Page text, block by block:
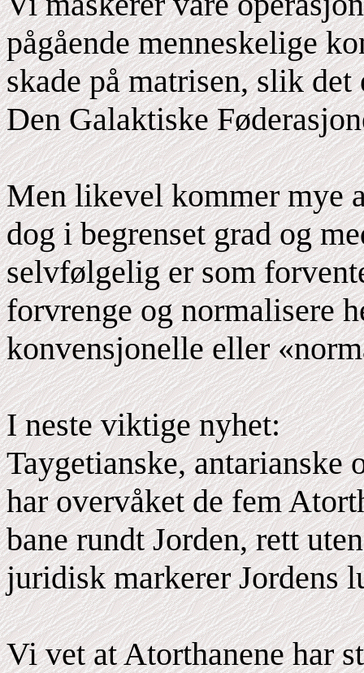
pågående menneskelige
skade på matrisen, slik
Den Galaktiske
Men likevel kommer mye
dog i begrenset grad og
selvfølgelig er som
forvrenge og normalisere
konvensjonelle eller
I neste viktige nyhet:
Taygetianske, antarianske
har overvåket de fem
bane rundt Jorden, rett
juridisk markerer Jordens
Vi vet at Atorthanene har